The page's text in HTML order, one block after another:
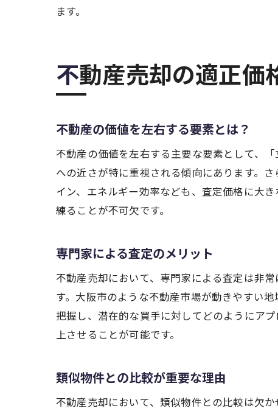
ます。
不動産売却の適正
不動産の価値を左右する要素とは？
不動産の価値を左右する主要な要素として、
への近さが特に重視される傾向にあります。
イン、エネルギー効率なども、査定価格に大
練ることが不可欠です。
専門家による査定のメリット
不動産売却において、専門家による査定は非
す。大阪市のような不動産市場が動きやすい
把握し、潜在的な買手に対してどのようにア
上させることが可能です。
類似物件との比較が重要な理由
不動産売却において、類似物件との比較は欠